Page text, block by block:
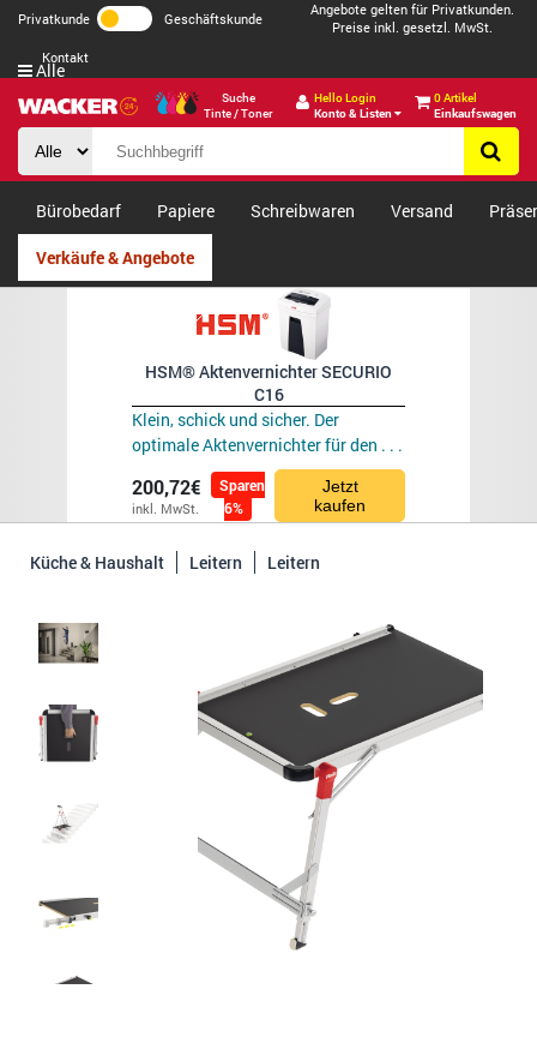
Privatkunde Geschäftskunde
Angebote gelten für Privatkunden.
Preise inkl. gesetzl. MwSt.
Kontakt
Suche
Tinte / Toner
Hello Login
Konto & Listen
0 Artikel
Einkaufswagen
Alle
Bürobedarf Papiere Schreibwaren Versand
Verkäufe & Angebote
HSM® Aktenvernichter SECURIO
C16
Klein, schick und sicher. Der
optimale Aktenvernichter für den . . .
200,72€
inkl. MwSt.
Sparen
6%
Jetzt
kaufen
Küche & Haushalt Leitern Leitern